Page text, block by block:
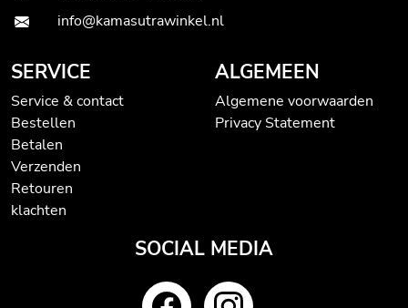
info@kamasutrawinkel.nl
SERVICE
Service & contact
Bestellen
Betalen
Verzenden
Retouren
klachten
ALGEMEEN
Algemene voorwaarden
Privacy Statement
SOCIAL MEDIA